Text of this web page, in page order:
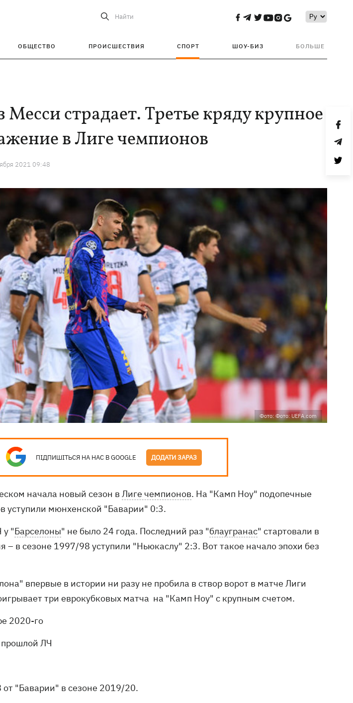
Найти
ОБЩЕСТВО ПРОИСШЕСТВИЯ СПОРТ ШОУ-БИЗ БОЛЬШЕ
Месси страдает. Третье кряду крупное
в Лиге чемпионов
2021 09:48
Фото: Фото: UEFA.com
ПІДПИШІТЬСЯ НА НАС В GOOGLE ДОДАТИ ЗАРАЗ
начала новый сезон в Лиге чемпионов. На "Камп Ноу" подопечные
уступили мюнхенской "Баварии" 0:3.
у "Барселоны" не было 24 года. Последний раз "блаугранас" стартовали в
– в сезоне 1997/98 уступили "Ньюкаслу" 2:3. Вот такое начало эпохи без
впервые в истории ни разу не пробила в створ ворот в матче Лиги
три еврокубковых матча на "Камп Ноу" с крупным счетом.
2020-го
ЛЧ
"Баварии" в сезоне 2019/20.